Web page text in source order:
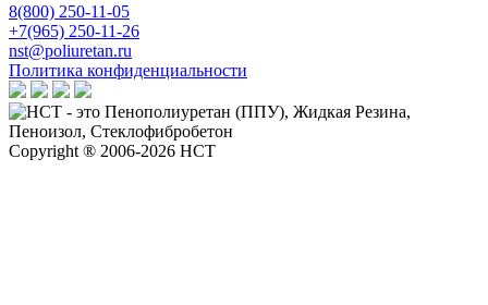
8(800) 250-11-05
+7(965) 250-11-26
nst@poliuretan.ru
Политика конфиденциальности
Copyright ® 2006-2026 НСТ